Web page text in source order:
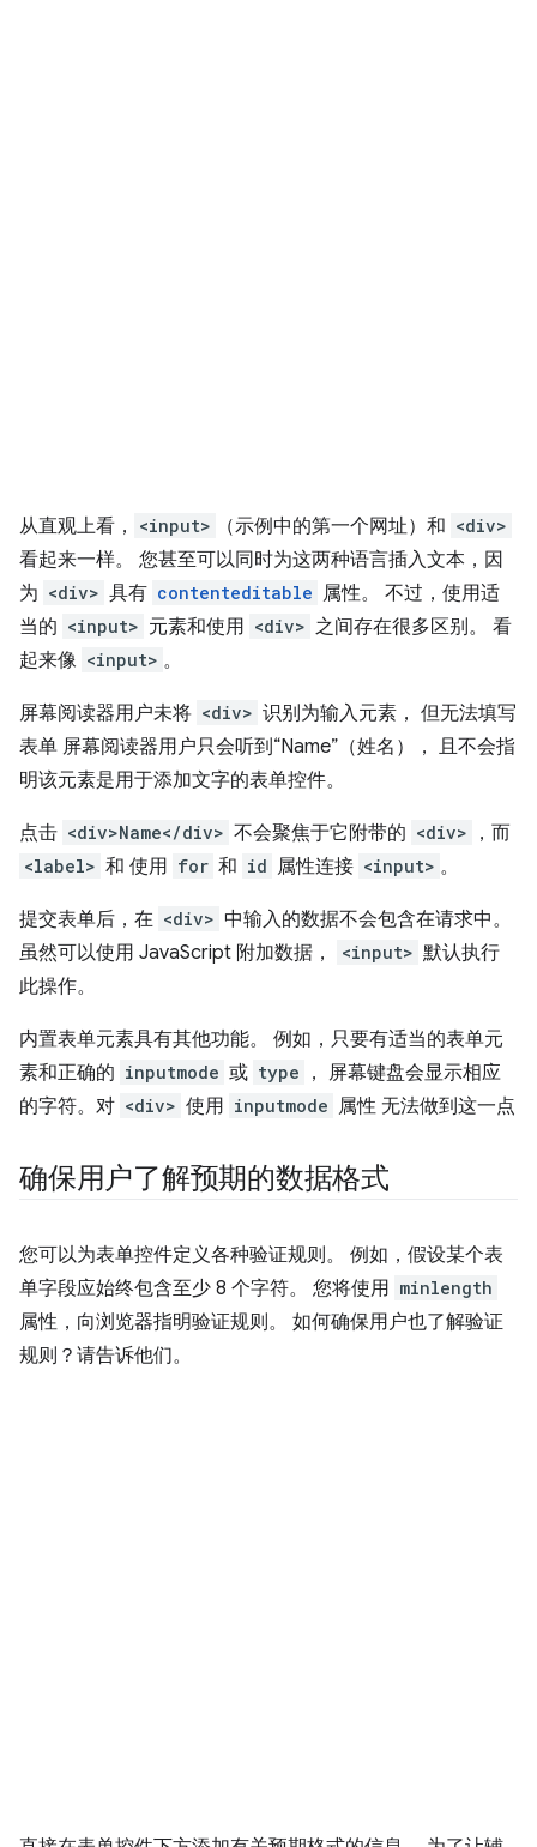
从直观上看， <input> （示例中的第一个网址）和 <div>
看起来一样。 您甚至可以同时为这两种语言插入文本，因
为 <div> 具有 contenteditable 属性。 不过，使用适
当的 <input> 元素和使用 <div> 之间存在很多区别。 看
起来像 <input> 。
屏幕阅读器用户未将 <div> 识别为输入元素， 但无法填写
表单 屏幕阅读器用户只会听到“Name”（姓名）， 且不会指
明该元素是用于添加文字的表单控件。
点击 <div>Name</div> 不会聚焦于它附带的 <div> ，而
<label> 和 使用 for 和 id 属性连接 <input> 。
提交表单后，在 <div> 中输入的数据不会包含在请求中。
虽然可以使用 JavaScript 附加数据，
<input> 默认执行
此操作。
内置表单元素具有其他功能。 例如，只要有适当的表单元
素和正确的 inputmode 或 type
， 屏幕键盘会显示相应
的字符。对 <div> 使用 inputmode 属性 无法做到这一点
确保用户了解预期的数据格式
您可以为表单控件定义各种验证规则。 例如，假设某个表
单字段应始终包含至少 8 个字符。 您将使用 minlength
属性，向浏览器指明验证规则。 如何确保用户也了解验证
规则？请告诉他们。